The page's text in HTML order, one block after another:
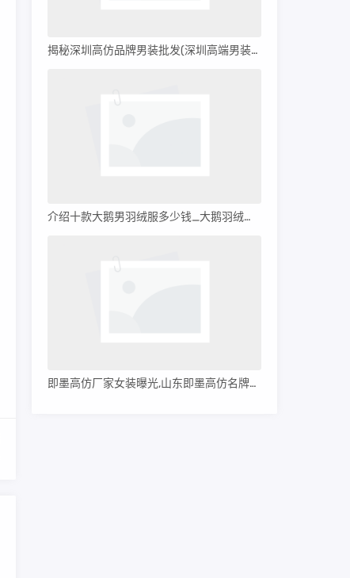
揭秘深圳高仿品牌男装批发(深圳高端男装批发)
介绍十款大鹅男羽绒服多少钱_大鹅羽绒服多少钱?
即墨高仿厂家女装曝光,山东即墨高仿名牌服装